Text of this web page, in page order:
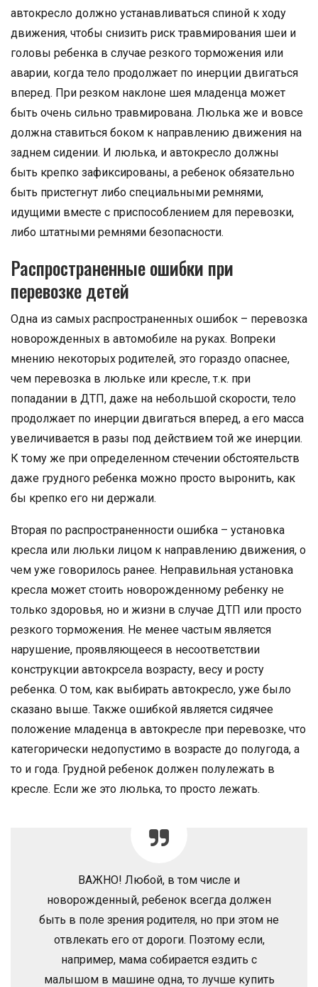
автокресло должно устанавливаться спиной к ходу
движения, чтобы снизить риск травмирования шеи и
головы ребенка в случае резкого торможения или
аварии, когда тело продолжает по инерции двигаться
вперед. При резком наклоне шея младенца может
быть очень сильно травмирована. Люлька же и вовсе
должна ставиться боком к направлению движения на
заднем сидении. И люлька, и автокресло должны
быть крепко зафиксированы, а ребенок обязательно
быть пристегнут либо специальными ремнями,
идущими вместе с приспособлением для перевозки,
либо штатными ремнями безопасности.
Распространенные ошибки при
перевозке детей
Одна из самых распространенных ошибок – перевозка
новорожденных в автомобиле на руках. Вопреки
мнению некоторых родителей, это гораздо опаснее,
чем перевозка в люльке или кресле, т.к. при
попадании в ДТП, даже на небольшой скорости, тело
продолжает по инерции двигаться вперед, а его масса
увеличивается в разы под действием той же инерции.
К тому же при определенном стечении обстоятельств
даже грудного ребенка можно просто выронить, как
бы крепко его ни держали.
Вторая по распространенности ошибка – установка
кресла или люльки лицом к направлению движения, о
чем уже говорилось ранее. Неправильная установка
кресла может стоить новорожденному ребенку не
только здоровья, но и жизни в случае ДТП или просто
резкого торможения. Не менее частым является
нарушение, проявляющееся в несоответствии
конструкции автокрсела возрасту, весу и росту
ребенка. О том, как выбирать автокресло, уже было
сказано выше. Также ошибкой является сидячее
положение младенца в автокресле при перевозке, что
категорически недопустимо в возрасте до полугода, а
то и года. Грудной ребенок должен полулежать в
кресле. Если же это люлька, то просто лежать.
ВАЖНО! Любой, в том числе и
новорожденный, ребенок всегда должен
быть в поле зрения родителя, но при этом не
отвлекать его от дороги. Поэтому если,
например, мама собирается ездить с
малышом в машине одна, то лучше купить